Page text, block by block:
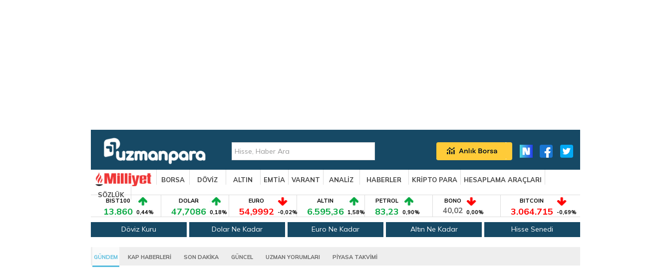
BORSA DÖVİZ ALTIN EMTİA VARANT ANALİZ HABERLER KRİPTO PARA
HESAPLAMA ARAÇLARI
SÖZLÜK
BIST100
13.860 0,44%
DOLAR
47,7086 0,18%
EURO
54,9992 -0,02%
ALTIN
6.595,36 1,58%
PETROL
83,23 0,90%
BONO
40,02 0,00%
BITCOIN
3.064.715 -0,69%
Döviz Kuru Dolar Ne Kadar Euro Ne Kadar Altın Ne Kadar Hisse Senedi
GÜNDEM KAP HABERLERİ SON DAKİKA GÜNCEL UZMAN YORUMLARI PİYASA TAKVİMİ